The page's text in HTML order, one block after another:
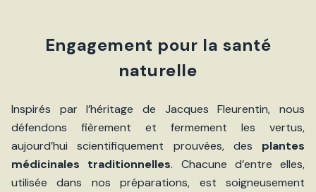
Engagement pour la santé
naturelle
Inspirés par l’héritage de Jacques Fleurentin, nous
défendons fièrement et fermement les vertus,
aujourd’hui scientifiquement prouvées, des plantes
médicinales traditionnelles. Chacune d’entre elles,
utilisée dans nos préparations, est soigneusement